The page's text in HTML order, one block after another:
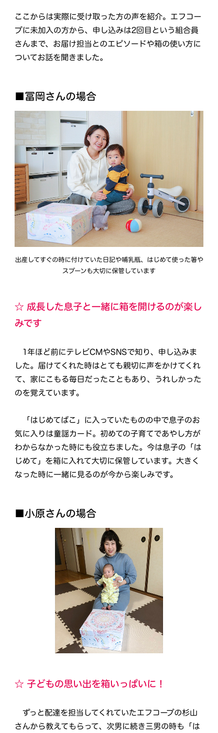
ここからは実際に受け取った方の声を紹介。エフコー
プに未加入の方から、申し込みは2回目という組合員
さんまで、お届け担当とのエピソードや箱の使い方に
ついてお話を聞きました。
■冨岡さんの場合
出産してすぐの時に付けていた日記や哺乳瓶、はじめて使った箸や
スプーンも大切に保管しています
☆ 成長した息子と一緒に箱を開けるのが楽し
みです
1年ほど前にテレビCMやSNSで知り、申し込みま
した。届けてくれた時はとても親切に声をかけてくれ
て、家にこもる毎日だったこともあり、うれしかった
のを覚えています。
「はじめてばこ」に入っていたものの中で息子のお
気に入りは童謡カード。初めての子育てであやし方が
わからなかった時にも役立ちました。今は息子の「は
じめて」を箱に入れて大切に保管しています。大きく
なった時に一緒に見るのが今から楽しみです。
■小原さんの場合
☆ 子どもの思い出を箱いっぱいに！
ずっと配達を担当してくれていたエフコープの杉山
さんから教えてもらって、次男に続き三男の時も「は